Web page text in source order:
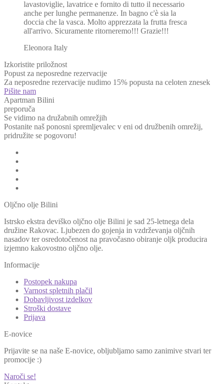
lavastoviglie, lavatrice e fornito di tutto il necessario
anche per lunghe permanenze. In bagno c'è sia la
doccia che la vasca. Molto apprezzata la frutta fresca
all'arrivo. Sicuramente ritorneremo!!! Grazie!!!
Eleonora Italy
Izkoristite priložnost
Popust za neposredne rezervacije
Za neposredne rezervacije nudimo 15% popusta na celoten znesek
Pišite nam
Apartman Bilini
preporuča
Se vidimo na družabnih omrežjih
Postanite naš ponosni spremljevalec v eni od družbenih omrežij,
pridružite se pogovoru!
Oljčno olje Bilini
Istrsko ekstra deviško oljčno olje Bilini je sad 25-letnega dela
družine Rakovac. Ljubezen do gojenja in vzdrževanja oljčnih
nasadov ter osredotočenost na pravočasno obiranje oljk producira
izjemno kakovostno oljčno olje.
Informacije
Postopek nakupa
Varnost spletnih plačil
Dobavljivost izdelkov
Stroški dostave
Prijava
E-novice
Prijavite se na naše E-novice, obljubljamo samo zanimive stvari ter
promocije :)
Naroči se!